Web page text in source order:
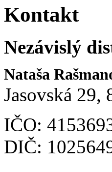
Kontakt
Nezávislý
Nataša
Jasovská 29,
IČO:
DIČ: